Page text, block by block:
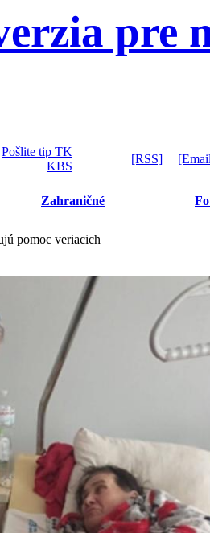
pre
Pošlite tip TK
KBS
[RSS]
Zahraničné
pomoc veriacich